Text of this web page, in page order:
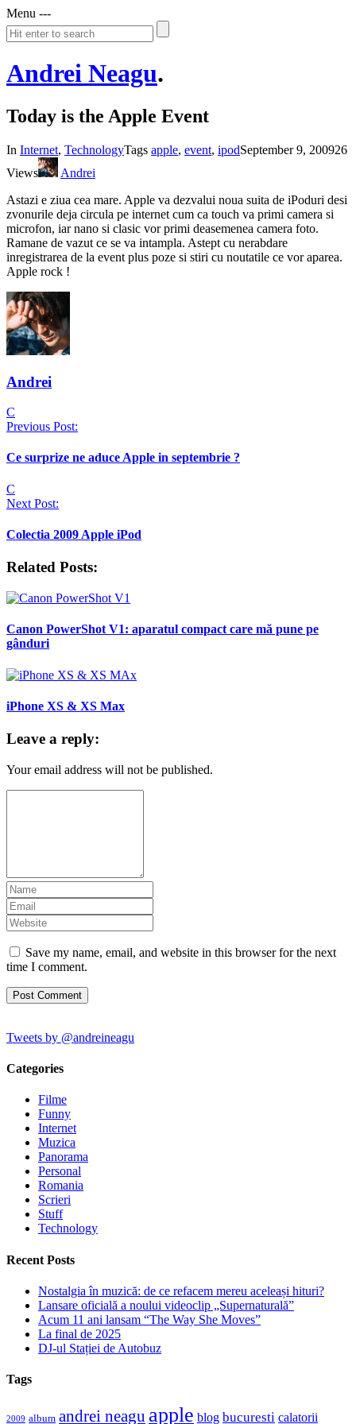
Menu ---
Andrei Neagu.
Today is the Apple Event
In Internet, TechnologyTags apple, event, ipodSeptember 9, 200926
Views
Andrei
Astazi e ziua cea mare. Apple va dezvalui noua suita de iPoduri desi
zvonurile deja circula pe internet cum ca touch va primi camera si
microfon, iar nano si clasic vor primi deasemenea camera foto.
Ramane de vazut ce se va intampla. Astept cu nerabdare
inregistrarea de la event plus poze si stiri cu noutatile ce vor aparea.
Apple rock !
Andrei
Post
Navigation
C
Previous Post:
Ce surprize ne aduce Apple in septembrie ?
C
Next Post:
Colectia 2009 Apple iPod
Related Posts:
Canon PowerShot V1: aparatul compact care mă pune pe
gânduri
iPhone XS & XS Max
Leave a reply:
Your email address will not be published.
Save my name, email, and website in this browser for the next
time I comment.
Sidebar
Tweets by @andreineagu
Categories
Filme
Funny
Internet
Muzica
Panorama
Personal
Romania
Scrieri
Stuff
Technology
Recent Posts
Nostalgia în muzică: de ce refacem mereu aceleași hituri?
Lansare oficială a noului videoclip „Supernaturală”
Acum 11 ani lansam “The Way She Moves”
La final de 2025
DJ-ul Stației de Autobuz
Tags
2009 album andrei neagu apple blog bucuresti calatorii